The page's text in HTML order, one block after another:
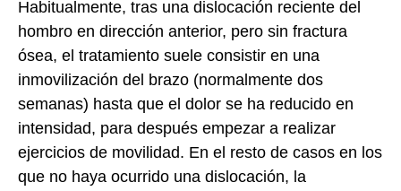
Habitualmente, tras una dislocación reciente del
hombro en dirección anterior, pero sin fractura
ósea, el tratamiento suele consistir en una
inmovilización del brazo (normalmente dos
semanas) hasta que el dolor se ha reducido en
intensidad, para después empezar a realizar
ejercicios de movilidad. En el resto de casos en los
que no haya ocurrido una dislocación, la